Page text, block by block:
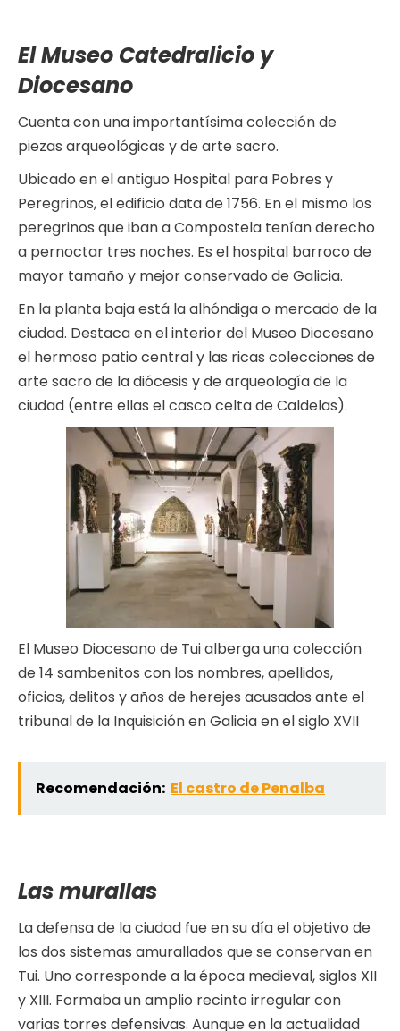
El Museo Catedralicio y
Diocesano
Cuenta con una importantísima colección de
piezas arqueológicas y de arte sacro.
Ubicado en el antiguo Hospital para Pobres y
Peregrinos, el edificio data de 1756. En el mismo los
peregrinos que iban a Compostela tenían derecho
a pernoctar tres noches. Es el hospital barroco de
mayor tamaño y mejor conservado de Galicia.
En la planta baja está la alhóndiga o mercado de la
ciudad. Destaca en el interior del Museo Diocesano
el hermoso patio central y las ricas colecciones de
arte sacro de la diócesis y de arqueología de la
ciudad (entre ellas el casco celta de Caldelas).
El Museo Diocesano de Tui alberga una colección
de 14 sambenitos con los nombres, apellidos,
oficios, delitos y años de herejes acusados ante el
tribunal de la Inquisición en Galicia en el siglo XVII
Recomendación: El castro de Penalba
Las murallas
La defensa de la ciudad fue en su día el objetivo de
los dos sistemas amurallados que se conservan en
Tui. Uno corresponde a la época medieval, siglos XII
y XIII. Formaba un amplio recinto irregular con
varias torres defensivas. Aunque en la actualidad